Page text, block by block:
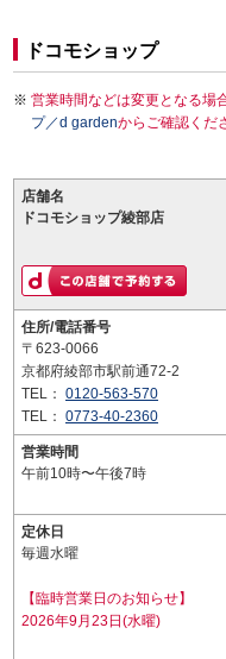
ドコモショップ
営業時間などは変更となる場
プ／d gardenからご確認くだ
店舗名
ドコモショップ綾部店
住所/電話番号
〒623-0066
京都府綾部市駅前通72-2
TEL： 0120-563-570
TEL： 0773-40-2360
営業時間
午前10時〜午後7時
定休日
毎週水曜
【臨時営業日のお知らせ】
2026年9月23日(水曜)